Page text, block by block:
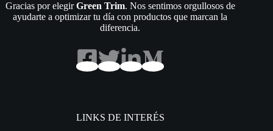
Gracias por elegirGreen Trim. Nos sentimos orgullosos de
ayudarte a optimizar tu día con productos que marcan la
diferencia.
LINKS DE INTERÉS